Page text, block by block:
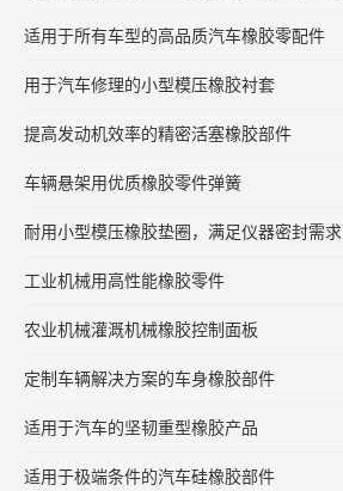
适用于所有车型的高品质汽车橡胶零配件
用于汽车修理的小型模压橡胶衬套
提高发动机效率的精密活塞橡胶部件
车辆悬架用优质橡胶零件弹簧
耐用小型模压橡胶垫圈，满足仪器密封需求
工业机械用高性能橡胶零件
农业机械灌溉机械橡胶控制面板
定制车辆解决方案的车身橡胶部件
适用于汽车的坚韧重型橡胶产品
适用于极端条件的汽车硅橡胶部件